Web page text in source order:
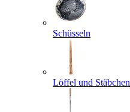
Schüsseln
Löffel und Stäbchen